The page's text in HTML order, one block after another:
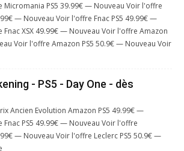
Micromania PS5 39.99€ — Nouveau Voir l'offre
— Nouveau Voir l'offre Fnac PS5 49.99€ —
XSX 49.99€ — Nouveau Voir l'offre Amazon
Voir l'offre Amazon PS5 50.9€ — Nouveau Voir
- PS5 - Day One - dès
Ancien Evolution Amazon PS5 49.99€ —
Fnac PS5 49.99€ — Nouveau Voir l'offre
— Nouveau Voir l'offre Leclerc PS5 50.9€ —